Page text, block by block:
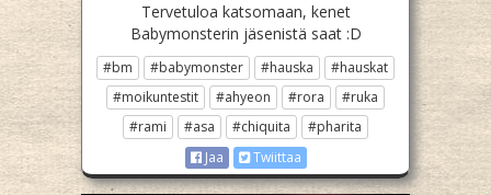
Tervetuloa katsomaan, kenet
Babymonsterin jäsenistä saat :D
#bm #babymonster #hauska
#hauskat
#moikuntestit
#ahyeon #rora
#ruka
#rami
#asa #chiquita
#pharita
Jaa
Twiittaa